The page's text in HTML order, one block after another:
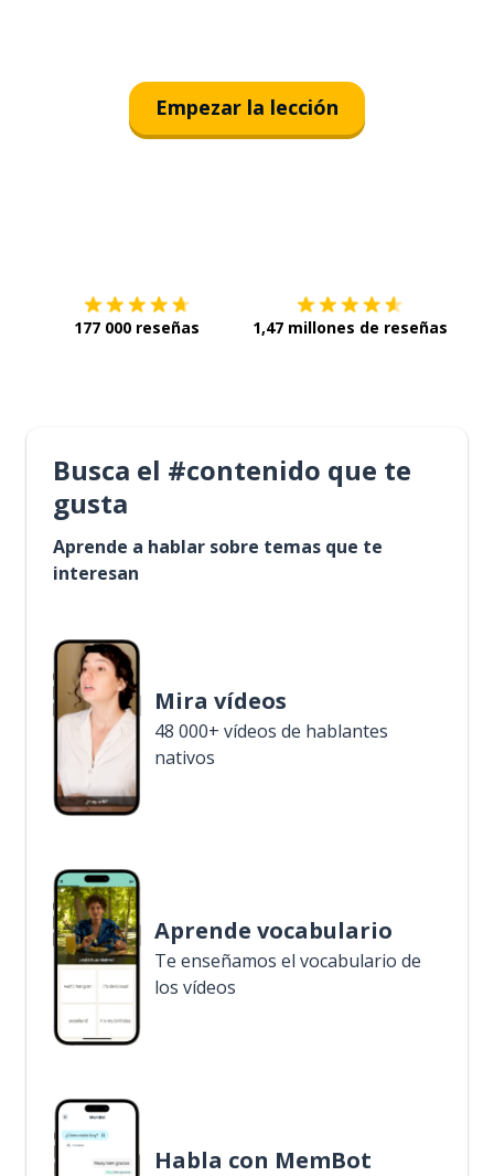
Empezar la lección
177 000 reseñas 1,47 millones de reseñas
Busca el #contenido que te
gusta
Aprende a hablar sobre temas que te
interesan
Mira vídeos
48 000+ vídeos de hablantes
nativos
Aprende vocabulario
Te enseñamos el vocabulario de
los vídeos
Habla con MemBot